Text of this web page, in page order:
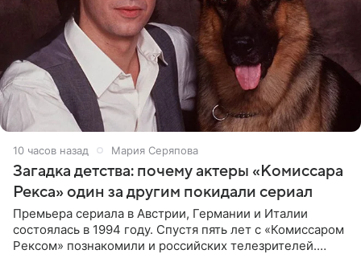
10 часов назад Мария Серяпова
Загадка детства: почему актеры «Комиссара
Рекса» один за другим покидали сериал
Премьера сериала в Австрии, Германии и Италии
состоялась в 1994 году. Спустя пять лет с «Комиссаром
Рексом» познакомили и российских телезрителей.